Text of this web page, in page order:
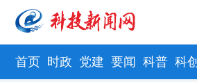
首页 时政 党建 要闻 科普 科创